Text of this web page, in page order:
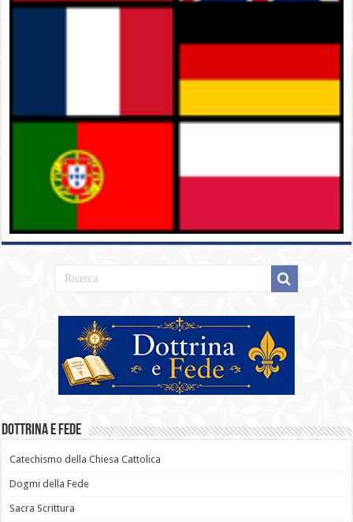
Dottrina e Fede
Catechismo della Chiesa Cattolica
Dogmi della Fede
Sacra Scrittura